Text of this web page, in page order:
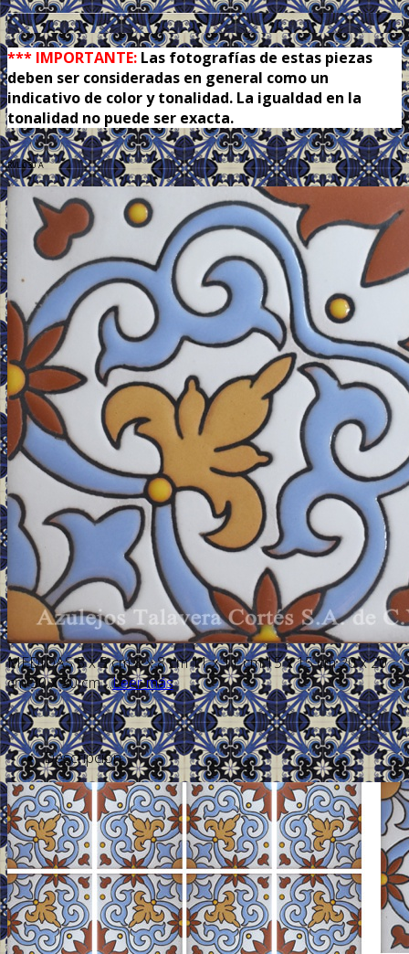
.
*** IMPORTANTE: Las fotografías de estas piezas
deben ser consideradas en general como un
indicativo de color y tonalidad. La igualdad en la
tonalidad no puede ser exacta.
RVL 030 A
MEDIDAS 5 x 5 cm 8 x 8 cm 11 x 11 cm 15 x 15 cm 20 x 20
cm 30 x 30 cm ...Leer más
Descripción